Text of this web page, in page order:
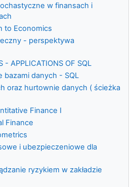
w finansach i
to Economics
- perspektywa
- APPLICATIONS OF SQL
bazami danych - SQL
oraz hurtownie danych ( ścieżka
Finance I
Finance
i ubezpieczeniowe dla
ryzykiem w zakładzie